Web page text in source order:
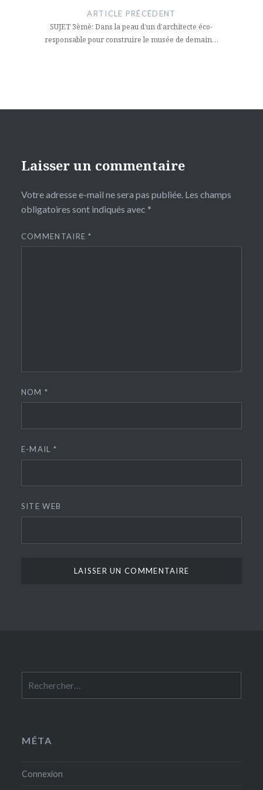
l’article
ARTICLE PRÉCÉDENT
SUJET 3èmè: Dans la peau d’un d’architecte éco-
responsable pour construire le musée de demain…
Laisser un commentaire
Votre adresse e-mail ne sera pas publiée. Les champs
obligatoires sont indiqués avec *
COMMENTAIRE*
NOM*
E-MAIL *
SITE WEB
MÉTA
Connexion